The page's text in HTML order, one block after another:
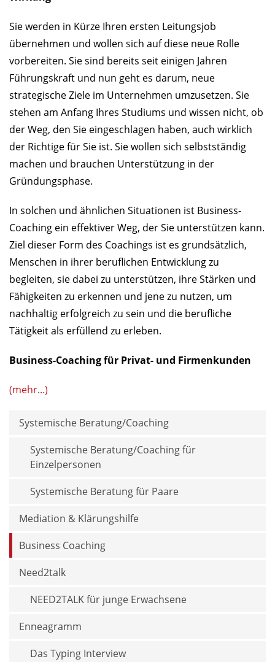
Systemische Beratung/Coaching
Systemische Beratung/Coaching für
Einzelpersonen
Systemische Beratung für Paare
Mediation & Klärungshilfe
Business Coaching
Need2talk
NEED2TALK für junge Erwachsene
Enneagramm
Das Typing Interview
Sie werden in Kürze Ihren ersten Leitungsjob
übernehmen und wollen sich auf diese neue Rolle
vorbereiten. Sie sind bereits seit einigen Jahren
Führungskraft und nun geht es darum, neue
strategische Ziele im Unternehmen umzusetzen. Sie
stehen am Anfang Ihres Studiums und wissen nicht, ob
der Weg, den Sie eingeschlagen haben, auch wirklich
der Richtige für Sie ist. Sie wollen sich selbstständig
machen und brauchen Unterstützung in der
Gründungsphase.
In solchen und ähnlichen Situationen ist Business-
Coaching ein effektiver Weg, der Sie unterstützen kann.
Ziel dieser Form des Coachings ist es grundsätzlich,
Menschen in ihrer beruflichen Entwicklung zu
begleiten, sie dabei zu unterstützen, ihre Stärken und
Fähigkeiten zu erkennen und jene zu nutzen, um
nachhaltig erfolgreich zu sein und die berufliche
Tätigkeit als erfüllend zu erleben.
Business-Coaching für Privat- und Firmenkunden
(mehr...)